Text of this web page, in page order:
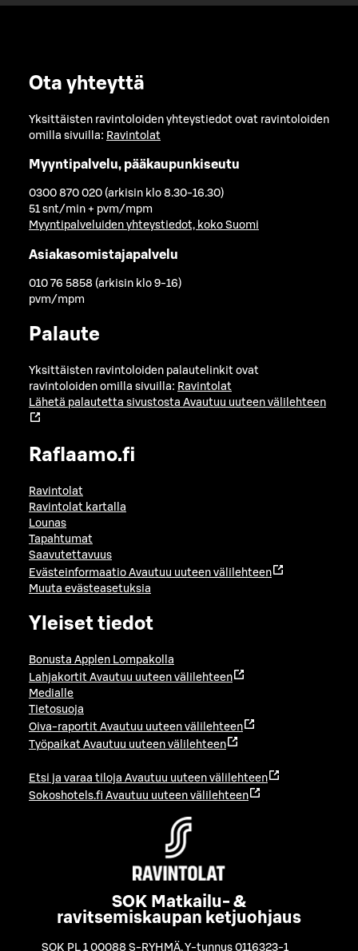
Ota yhteyttä
Yksittäisten ravintoloiden yhteystiedot ovat ravintoloiden
omilla sivuilla: Ravintolat
Myyntipalvelu, pääkaupunkiseutu
0300 870 020 (arkisin klo 8.30-16.30)
51 snt/min + pvm/mpm
Myyntipalveluiden yhteystiedot, koko Suomi
Asiakasomistajapalvelu
010 76 5858 (arkisin klo 9-16)
pvm/mpm
Palaute
Yksittäisten ravintoloiden palautelinkit ovat
ravintoloiden omilla sivuilla: Ravintolat
Lähetä palautetta sivustosta Avautuu uuteen välilehteen
Raflaamo.fi
Ravintolat
Ravintolat kartalla
Lounas
Tapahtumat
Saavutettavuus
Evästeinformaatio Avautuu uuteen välilehteen
Muuta evästeasetuksia
Yleiset tiedot
Bonusta Applen Lompakolla
Lahjakortit Avautuu uuteen välilehteen
Medialle
Tietosuoja
Oiva-raportit Avautuu uuteen välilehteen
Työpaikat Avautuu uuteen välilehteen
Etsi ja varaa tiloja Avautuu uuteen välilehteen
Sokoshotels.fi Avautuu uuteen välilehteen
SOK Matkailu- &
ravitsemiskaupan ketjuohjaus
SOK PL 1 00088 S-RYHMÄ,Y-tunnus 0116323-1